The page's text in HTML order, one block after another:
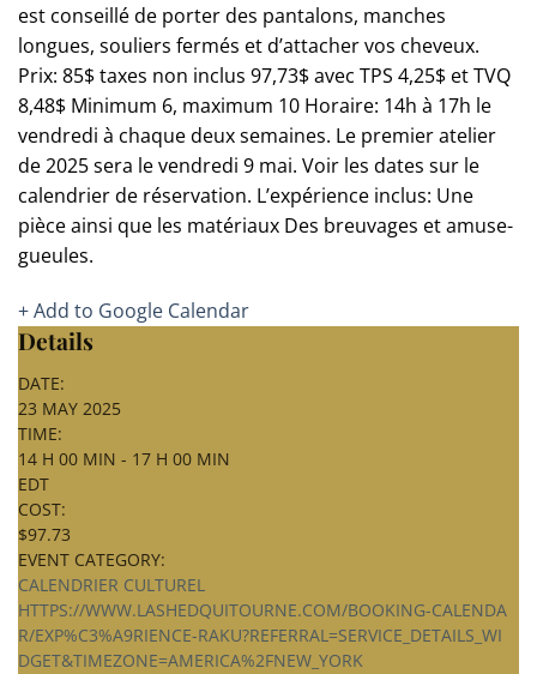
est conseillé de porter des pantalons, manches
longues, souliers fermés et d’attacher vos cheveux.
Prix: 85$ taxes non inclus 97,73$ avec TPS 4,25$ et TVQ
8,48$ Minimum 6, maximum 10 Horaire: 14h à 17h le
vendredi à chaque deux semaines. Le premier atelier
de 2025 sera le vendredi 9 mai. Voir les dates sur le
calendrier de réservation. L’expérience inclus: Une
pièce ainsi que les matériaux Des breuvages et amuse-
gueules.
+ Add to Google Calendar
Details
DATE:
23 MAY 2025
TIME:
14 H 00 MIN - 17 H 00 MIN
EDT
COST:
$97.73
EVENT CATEGORY:
CALENDRIER CULTUREL
HTTPS://WWW.LASHEDQUITOURNE.COM/BOOKING-CALENDA
R/EXP%C3%A9RIENCE-RAKU?REFERRAL=SERVICE_DETAILS_WI
DGET&TIMEZONE=AMERICA%2FNEW_YORK